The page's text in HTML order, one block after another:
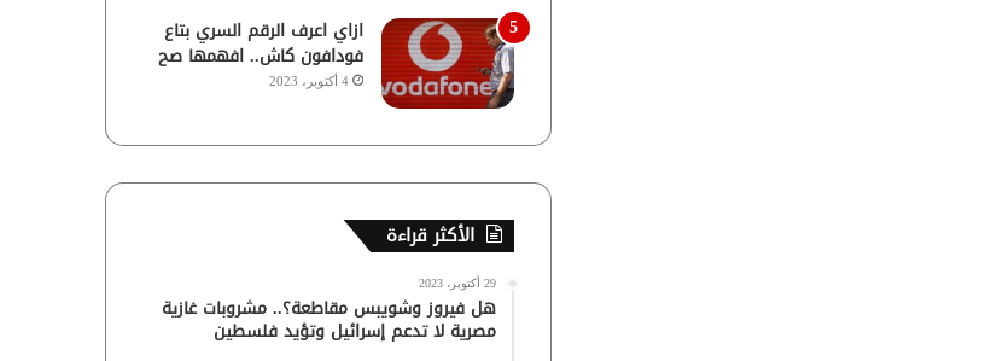
ازاي اعرف الرقم السري بتاع
فودافون كاش.. افهمها صح
4 أكتوبر، 2023
الأكثر قراءة
29 أكتوبر، 2023
هل فيروز وشويبس مقاطعة؟.. مشروبات غازية
مصرية لا تدعم إسرائيل وتؤيد فلسطين